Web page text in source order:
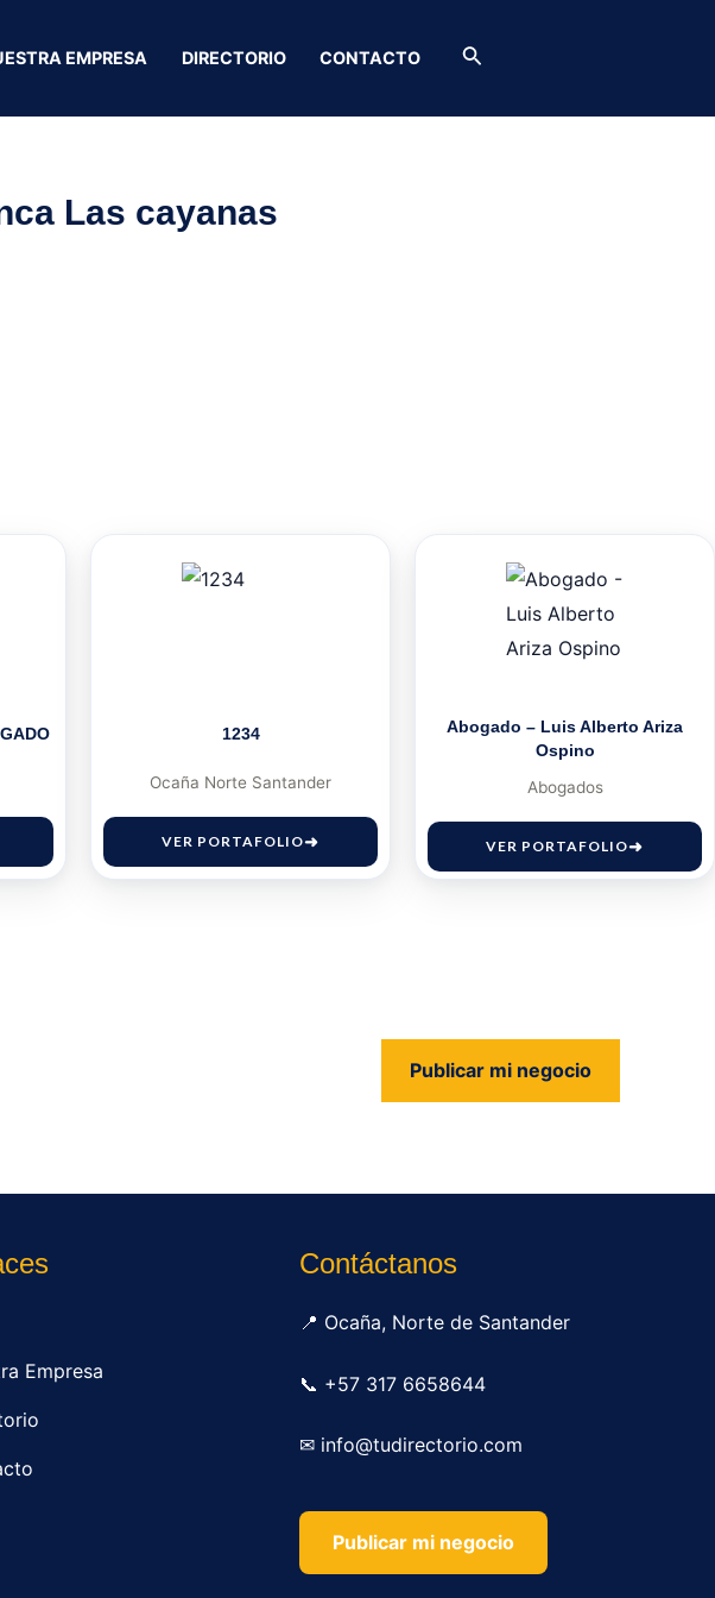
EMPRESA DIRECTORIO CONTACTO Buscar
Las cayanas
1234
Ocaña Norte Santander
VER PORTAFOLIO
Abogado – Luis Alberto Ariza
Ospino
Abogados
VER PORTAFOLIO
Publicar mi negocio
Empresa
Contáctanos
📍 Ocaña, Norte de Santander
📞 +57 317 6658644
✉ info@tudirectorio.com
Publicar mi negocio